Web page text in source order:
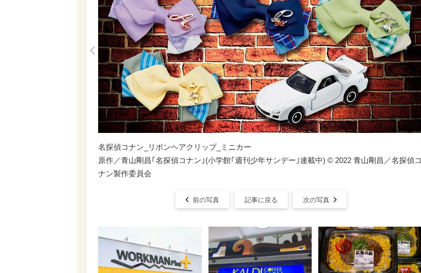
名探偵コナン_リボンヘアクリップ_ミニカー
原作／青山剛昌｢名探偵コナン｣(小学館｢週刊少年サンデー｣連載中) © 2022 青山剛昌／名探偵コ
ナン製作委員会
前の写真 記事に戻る 次の写真